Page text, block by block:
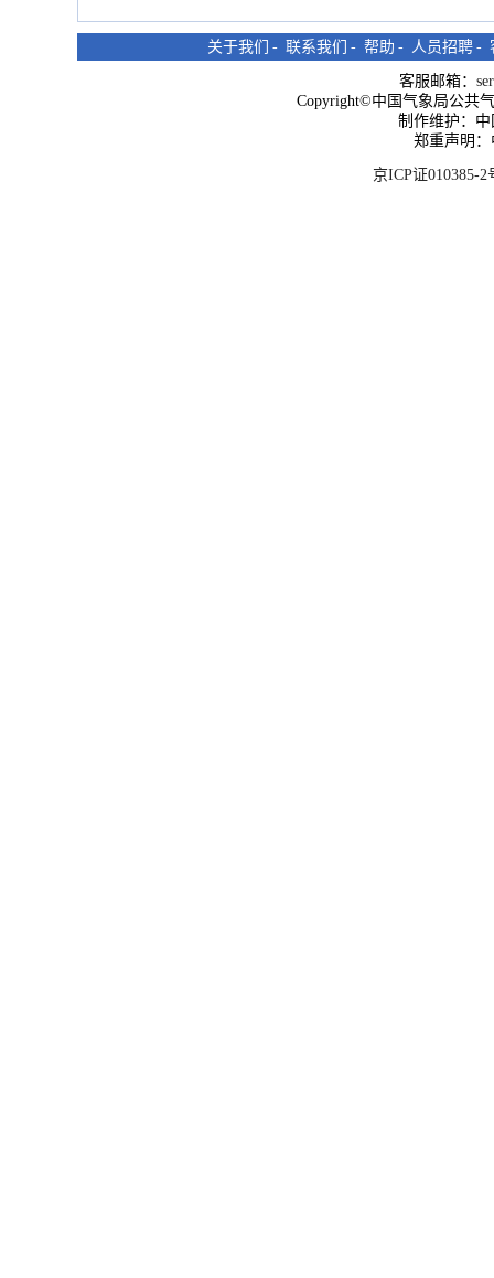
关于我们 - 联系我们 - 帮助 - 人员招聘 -
客服邮箱：
Copyright©中国气象局公共
制作维护：
郑重声明
京ICP证010385-2